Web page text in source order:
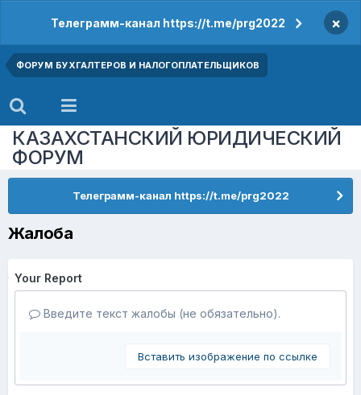
Телеграмм-канал https://t.me/prg2022 ×
ФОРУМ БУХГАЛТЕРОВ И НАЛОГОПЛАТЕЛЬЩИКОВ
КАЗАХСТАНСКИЙ ЮРИДИЧЕСКИЙ
ФОРУМ
Телеграмм-канал https://t.me/prg2022
Жалоба
Your Report
Введите текст жалобы (не обязательно).
Вставить изображение по ссылке